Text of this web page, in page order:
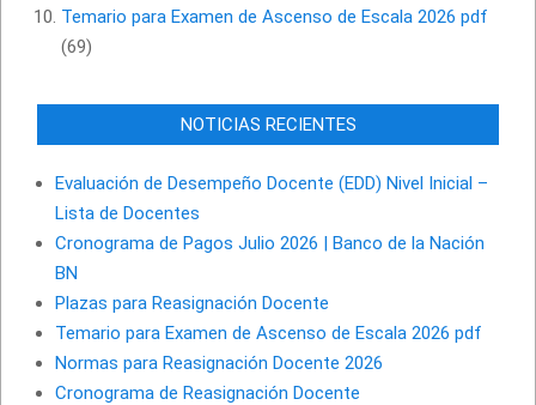
Temario para Examen de Ascenso de Escala 2026 pdf
(69)
NOTICIAS RECIENTES
Evaluación de Desempeño Docente (EDD) Nivel Inicial –
Lista de Docentes
Cronograma de Pagos Julio 2026 | Banco de la Nación
BN
Plazas para Reasignación Docente
Temario para Examen de Ascenso de Escala 2026 pdf
Normas para Reasignación Docente 2026
Cronograma de Reasignación Docente